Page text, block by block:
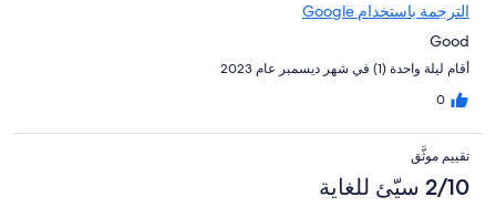
الترجمة باستخدام Google
Good
أقام ليلة واحدة (1) في شهر ديسمبر عام 2023
0
تقييم موثَّق
2/10 سيّئ للغاية